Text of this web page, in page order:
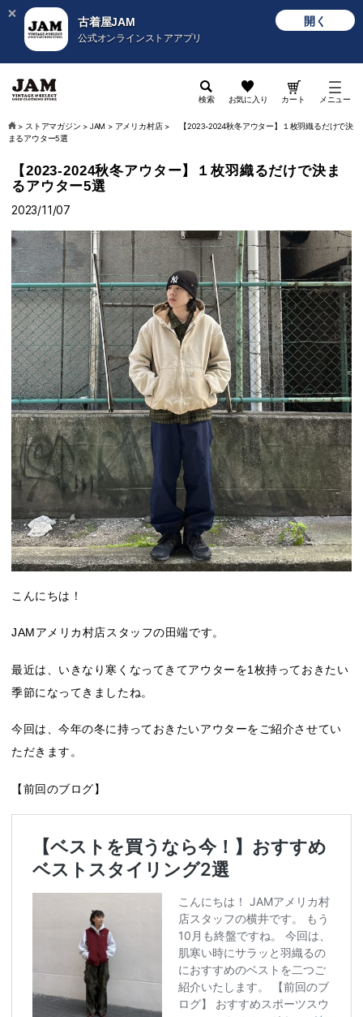
古着屋JAM
公式オンラインストアアプリ
開く
検索 お気に入り カート メニュー
> ストアマガジン > JAM > アメリカ村店>
【2023-2024秋冬アウター】１枚羽織るだけで決
まるアウター5選
【2023-2024秋冬アウター】１枚羽織るだけで決ま
るアウター5選
2023/11/07
こんにちは！
JAMアメリカ村店スタッフの田端です。
最近は、いきなり寒くなってきてアウターを1枚持っておきたい
季節になってきましたね。
今回は、今年の冬に持っておきたいアウターをご紹介させてい
ただきます。
【前回のブログ】